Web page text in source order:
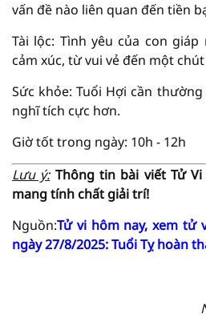
vấn đề nào liên quan đến tiền
Tài lộc: Tình yêu của con
cảm xúc, từ vui vẻ đến một
Sức khỏe: Tuổi Hợi cần
nghĩ tích cực hơn.
Giờ tốt trong ngày: 10h - 12h
Lưu ý: Thông tin bài viếtTử Vi
mang tính chất giải trí!
Nguồn:Tử vi hôm nay, xem tử
ngày 27/8/2025: Tuổi Tỵ hoàn